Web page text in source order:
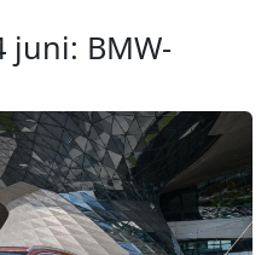
juni: BMW-